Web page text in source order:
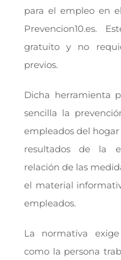
para el empleo en
Prevencion10.es.
gratuito y no
previos.
Dicha herramienta
sencilla la
empleados del
resultados de la
relación de las
el material
empleados.
La normativa
como la persona